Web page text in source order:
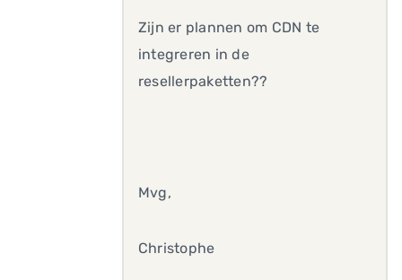
Zijn er plannen om CDN te
integreren in de
resellerpaketten??
Mvg,
Christophe